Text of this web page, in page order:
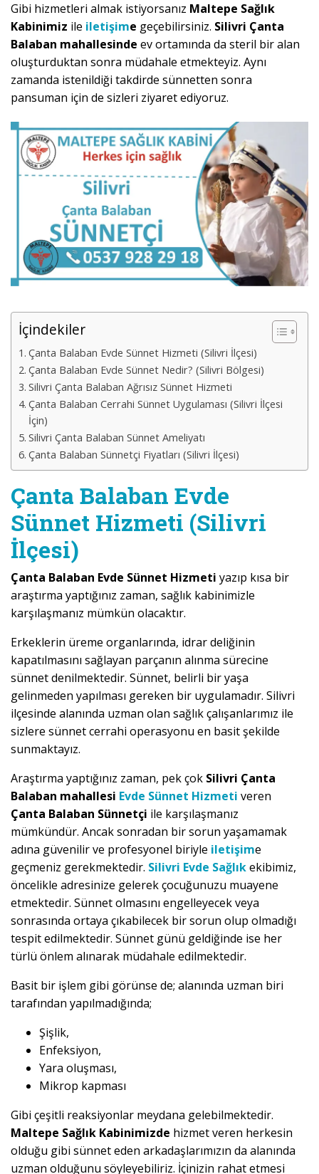
Gibi hizmetleri almak istiyorsanız Maltepe Sağlık
Kabinimiz ile iletişime geçebilirsiniz. Silivri Çanta
Balaban mahallesinde ev ortamında da steril bir alan
oluşturduktan sonra müdahale etmekteyiz. Aynı
zamanda istenildiği takdirde sünnetten sonra
pansuman için de sizleri ziyaret ediyoruz.
İçindekiler
Çanta Balaban Evde Sünnet Hizmeti (Silivri İlçesi)
Çanta Balaban Evde Sünnet Nedir? (Silivri Bölgesi)
Silivri Çanta Balaban Ağrısız Sünnet Hizmeti
Çanta Balaban Cerrahi Sünnet Uygulaması (Silivri İlçesi
İçin)
Silivri Çanta Balaban Sünnet Ameliyatı
Çanta Balaban Sünnetçi Fiyatları (Silivri İlçesi)
Çanta Balaban Evde
Sünnet Hizmeti (Silivri
İlçesi)
Çanta Balaban Evde Sünnet Hizmeti yazıp kısa bir
araştırma yaptığınız zaman, sağlık kabinimizle
karşılaşmanız mümkün olacaktır.
Erkeklerin üreme organlarında, idrar deliğinin
kapatılmasını sağlayan parçanın alınma sürecine
sünnet denilmektedir. Sünnet, belirli bir yaşa
gelinmeden yapılması gereken bir uygulamadır. Silivri
ilçesinde alanında uzman olan sağlık çalışanlarımız ile
sizlere sünnet cerrahi operasyonu en basit şekilde
sunmaktayız.
Araştırma yaptığınız zaman, pek çok Silivri Çanta
Balaban mahallesi Evde Sünnet Hizmeti veren
Çanta Balaban Sünnetçi ile karşılaşmanız
mümkündür. Ancak sonradan bir sorun yaşamamak
adına güvenilir ve profesyonel biriyle iletişime
geçmeniz gerekmektedir. Silivri Evde Sağlıkekibimiz,
öncelikle adresinize gelerek çocuğunuzu muayene
etmektedir. Sünnet olmasını engelleyecek veya
sonrasında ortaya çıkabilecek bir sorun olup olmadığı
tespit edilmektedir. Sünnet günü geldiğinde ise her
türlü önlem alınarak müdahale edilmektedir.
Basit bir işlem gibi görünse de; alanında uzman biri
tarafından yapılmadığında;
Şişlik,
Enfeksiyon,
Yara oluşması,
Mikrop kapması
Gibi çeşitli reaksiyonlar meydana gelebilmektedir.
Maltepe Sağlık Kabinimizde hizmet veren herkesin
olduğu gibi sünnet eden arkadaşlarımızın da alanında
uzman olduğunu söyleyebiliriz. İçinizin rahat etmesi